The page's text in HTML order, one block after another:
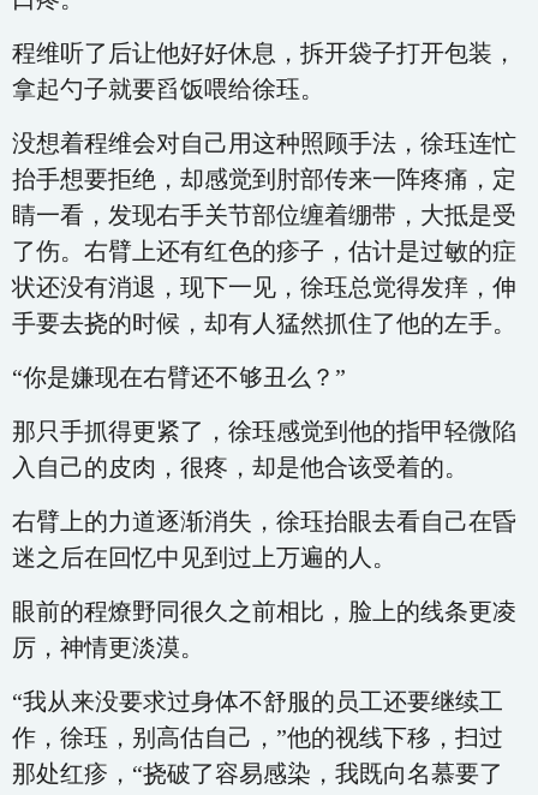
程维听了后让他好好休息，拆开袋子打开包装，
拿起勺子就要舀饭喂给徐珏。
没想着程维会对自己用这种照顾手法，徐珏连忙
抬手想要拒绝，却感觉到肘部传来一阵疼痛，定
睛一看，发现右手关节部位缠着绷带，大抵是受
了伤。右臂上还有红色的疹子，估计是过敏的症
状还没有消退，现下一见，徐珏总觉得发痒，伸
手要去挠的时候，却有人猛然抓住了他的左手。
“你是嫌现在右臂还不够丑么？”
那只手抓得更紧了，徐珏感觉到他的指甲轻微陷
入自己的皮肉，很疼，却是他合该受着的。
右臂上的力道逐渐消失，徐珏抬眼去看自己在昏
迷之后在回忆中见到过上万遍的人。
眼前的程燎野同很久之前相比，脸上的线条更凌
厉，神情更淡漠。
“我从来没要求过身体不舒服的员工还要继续工
作，徐珏，别高估自己，”他的视线下移，扫过
那处红疹，“挠破了容易感染，我既向名慕要了